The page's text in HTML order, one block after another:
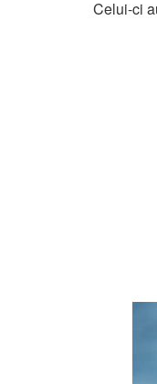
Celui-ci